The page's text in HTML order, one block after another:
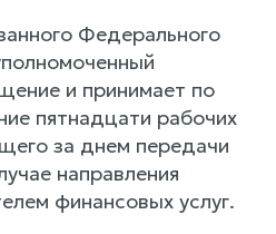
Федерального
и принимает по
пятнадцати рабочих
за днем передачи
направления
финансовых услуг.